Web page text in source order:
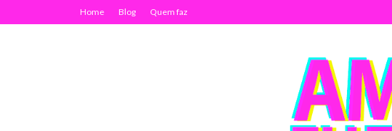
Home Blog Quem faz